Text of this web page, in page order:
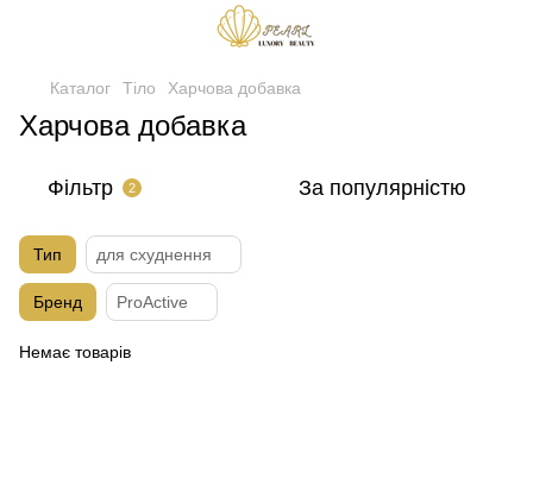
Каталог Тіло Харчова добавка
Харчова добавка
Фільтр 2 За популярністю
Тип для схуднення
Бренд ProActive
Немає товарів